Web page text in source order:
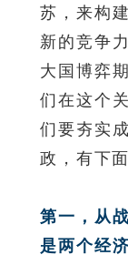
苏，来构
新的竞争
大国博弈
们在这个
们要夯实
政，有下
第一，从
是两个经